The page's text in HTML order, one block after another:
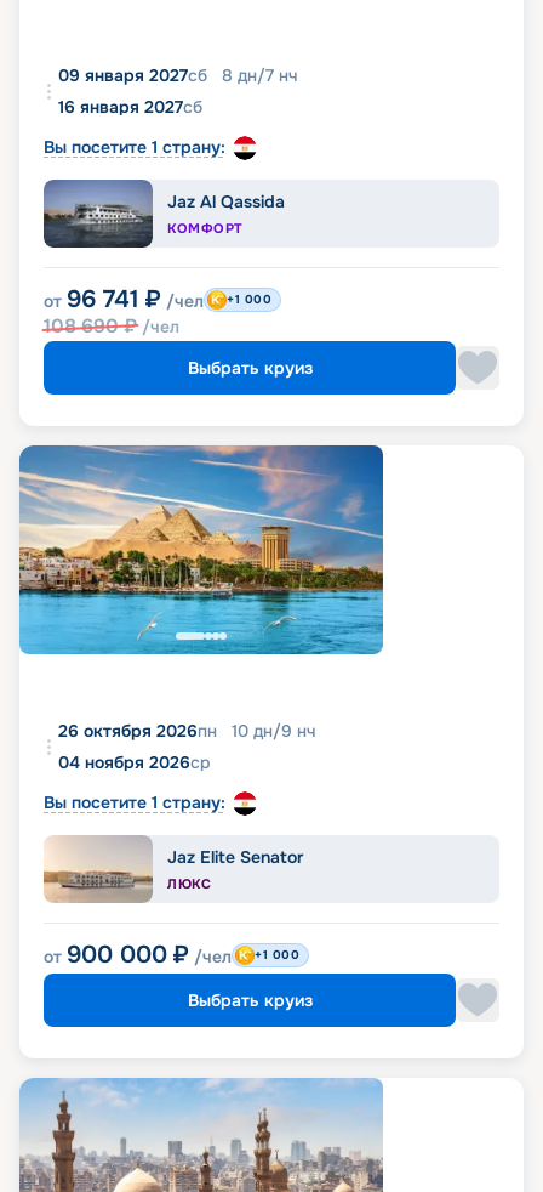
09 января 2027сб 8 дн/7 нч
16 января 2027сб
Вы посетите 1 страну:
Jaz Al Qassida
КОМФОРТ
от 96 741 ₽ /чел
108 690₽ /чел
+1 000
Выбрать круиз
26 октября 2026пн 10 дн/9 нч
04 ноября 2026ср
Вы посетите 1 страну:
Jaz Elite Senator
ЛЮКС
от 900 000 ₽ /чел +1 000
Выбрать круиз